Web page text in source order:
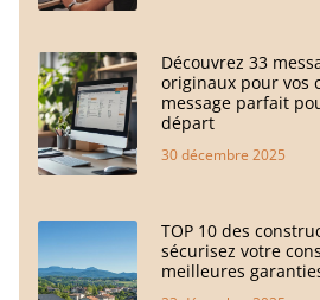
Découvrez 33
originaux pour vos
message parfait
départ
30 décembre 2025
TOP 10 des
sécurisez votre
meilleures